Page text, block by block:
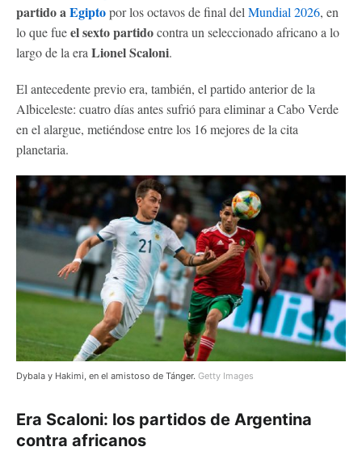
partido aEgiptopor los octavos de final del Mundial 2026, en
lo que fueel sexto partidocontra un seleccionado africano a lo
largo de la era Lionel Scaloni.
El antecedente previo era, también, el partido anterior de la
Albiceleste: cuatro días antes sufrió para eliminar a Cabo Verde
en el alargue, metiéndose entre los 16 mejores de la cita
planetaria.
Dybala y Hakimi, en el amistoso de Tánger. Getty Images
Era Scaloni: los partidos de Argentina
contra africanos